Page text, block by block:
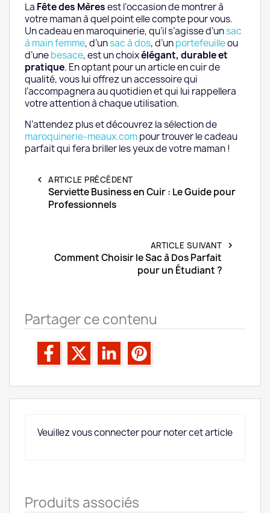
La Fête des Mèresest l’occasion de montrer à
votre maman à quel point elle compte pour vous.
Un cadeau en maroquinerie, qu’il s’agisse d’unsac
à main femme, d’unsac à dos, d’unportefeuilleou
d’unebesace, est un choixélégant, durable et
pratique. En optant pour un article en cuir de
qualité, vous lui offrez un accessoire qui
l’accompagnera au quotidien et qui lui rappellera
votre attention à chaque utilisation.
N’attendez plus et découvrez la sélection de
maroquinerie-meaux.compour trouver le cadeau
parfait qui fera briller les yeux de votre maman !
chevron_left ARTICLE PRÉCÉDENT
Serviette Business en Cuir : Le Guide pour
Professionnels
ARTICLE SUIVANT chevron_right
Comment Choisir le Sac à Dos Parfait
pour un Étudiant ?
Partager ce contenu
Veuillez vous connecter pour noter cet article
Produits associés